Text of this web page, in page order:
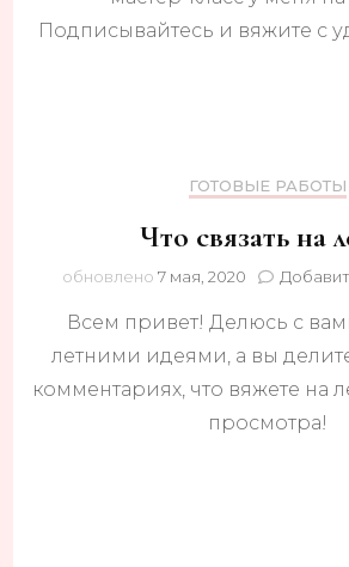
Подписывайтесь и вяжите с
ГОТОВЫЕ РАБОТЫ
Что связать на
обновлено 7 мая, 2020
Всем привет! Делюсь с
летними идеями, а вы
комментариях, что вяжете на
просмотра!